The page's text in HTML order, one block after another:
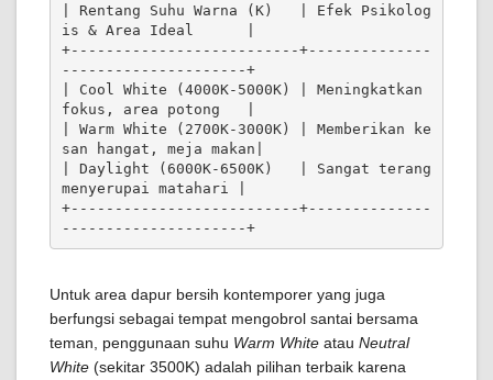
| Rentang Suhu Warna (K)   | Efek Psikolog
is & Area Ideal      |
+--------------------------+--------------
---------------------+
| Cool White (4000K-5000K) | Meningkatkan
fokus, area potong   |
| Warm White (2700K-3000K) | Memberikan ke
san hangat, meja makan|
| Daylight (6000K-6500K)   | Sangat terang
menyerupai matahari |
+--------------------------+--------------
---------------------+
Untuk area dapur bersih kontemporer yang juga
berfungsi sebagai tempat mengobrol santai bersama
teman, penggunaan suhu Warm White atau Neutral
White (sekitar 3500K) adalah pilihan terbaik karena